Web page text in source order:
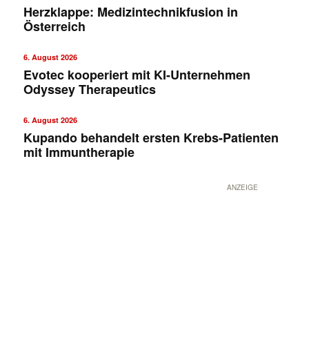
Herzklappe: Medizintechnikfusion in
Österreich
6. August 2026
Evotec kooperiert mit KI-Unternehmen
Odyssey Therapeutics
6. August 2026
Kupando behandelt ersten Krebs-Patienten
mit Immuntherapie
ANZEIGE